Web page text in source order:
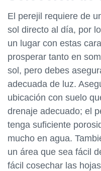
El perejil requiere de
sol directo al día, por
un lugar con estas
prosperar tanto en
sol, pero debes
adecuada de luz.
ubicación con suelo
drenaje adecuado; el
tenga suficiente
mucho en agua.
un área que sea fácil
fácil cosechar las